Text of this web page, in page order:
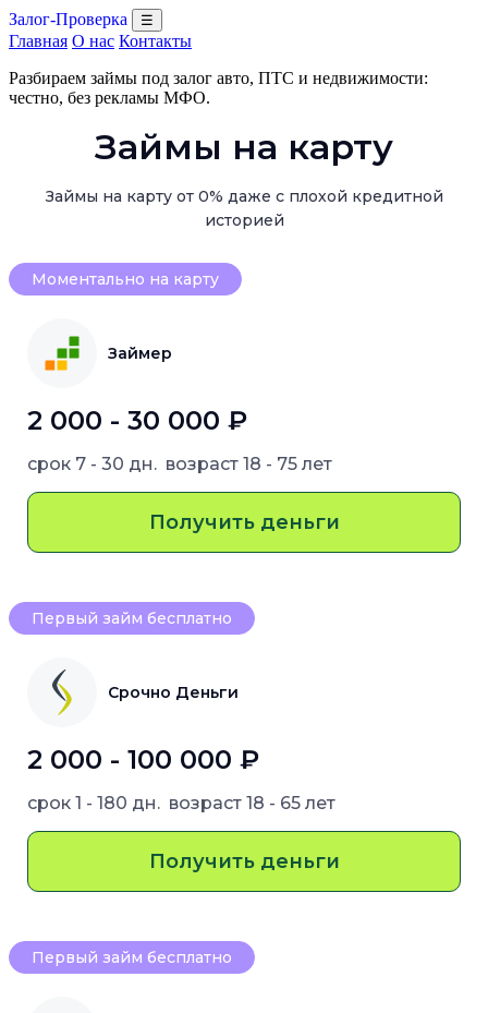
Залог-Проверка ☰
Главная О нас Контакты
Разбираем займы под залог авто, ПТС и недвижимости:
честно, без рекламы МФО.
Займы на карту
Займы на карту от 0% даже с плохой кредитной
историей
Моментально на карту
Займер
2 000 - 30 000 ₽
срок 7 - 30 дн. возраст 18 - 75 лет
Получить деньги
Первый займ бесплатно
Срочно Деньги
2 000 - 100 000 ₽
срок 1 - 180 дн. возраст 18 - 65 лет
Получить деньги
Первый займ бесплатно